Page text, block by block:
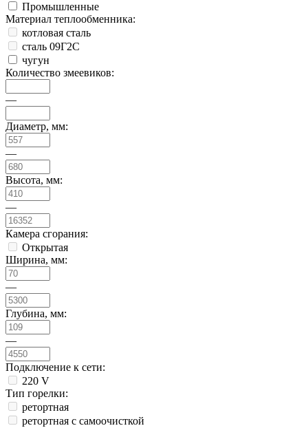
Промышленные
Материал теплообменника:
котловая сталь
сталь 09Г2С
чугун
Количество змеевиков:
—
Диаметр, мм:
—
Высота, мм:
—
Камера сгорания:
Открытая
Ширина, мм:
—
Глубина, мм:
—
Подключение к сети:
220 V
Тип горелки:
ретортная
ретортная с самоочисткой